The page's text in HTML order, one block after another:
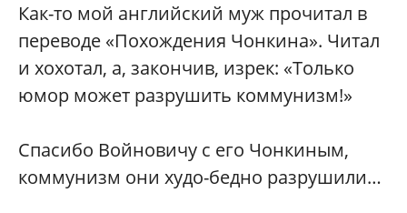
Как-то мой английский муж прочитал в
переводе «Похождения Чонкина». Читал
и хохотал, а, закончив, изрек: «Только
юмор может разрушить коммунизм!»
Спасибо Войновичу с его Чонкиным,
коммунизм они худо-бедно разрушили…